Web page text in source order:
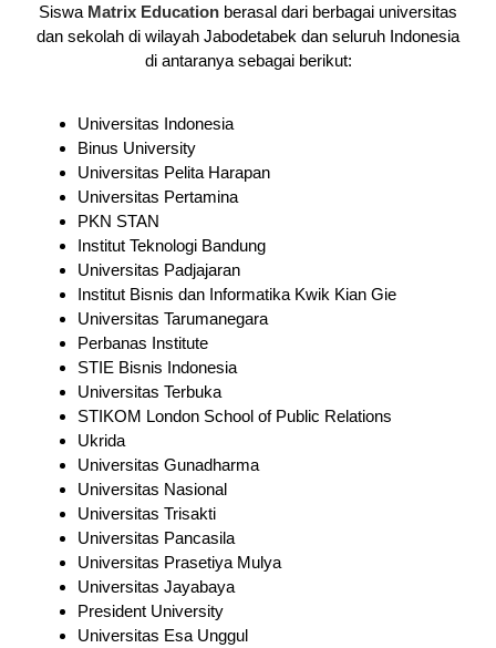
Siswa Matrix Education berasal dari berbagai universitas
dan sekolah di wilayah Jabodetabek dan seluruh Indonesia
di antaranya sebagai berikut:
Universitas Indonesia
Binus University
Universitas Pelita Harapan
Universitas Pertamina
PKN STAN
Institut Teknologi Bandung
Universitas Padjajaran
Institut Bisnis dan Informatika Kwik Kian Gie
Universitas Tarumanegara
Perbanas Institute
STIE Bisnis Indonesia
Universitas Terbuka
STIKOM London School of Public Relations
Ukrida
Universitas Gunadharma
Universitas Nasional
Universitas Trisakti
Universitas Pancasila
Universitas Prasetiya Mulya
Universitas Jayabaya
President University
Universitas Esa Unggul